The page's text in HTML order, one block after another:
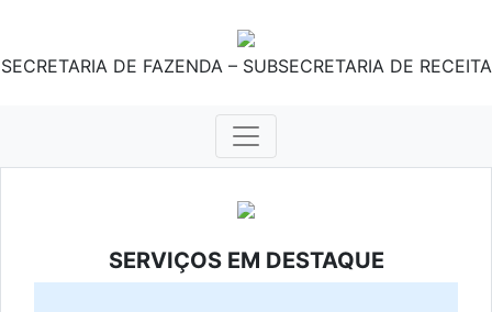
SECRETARIA DE FAZENDA – SUBSECRETARIA DE RECEITA
SERVIÇOS EM DESTAQUE